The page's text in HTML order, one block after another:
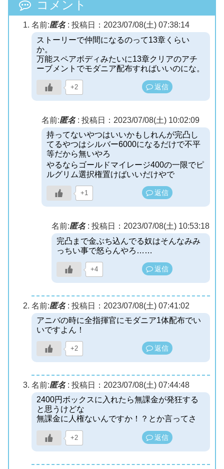
コメント
名前:匿名: 投稿日：2023/07/08(土) 07:38:14
ストーリーで仲間になるのって13章くらい
か。
万能スペアボディみたいに13章クリアのアチ
ーブメントでモダニア配布すればいいのにな。
+2 返信
名前:匿名: 投稿日：2023/07/08(土) 10:02:09
持ってないやつはいいかもしれんが完凸し
てるやつはシルバー6000になるだけで不平
等だから無いやろ
やるならゴールドマイレージ400の一限でピ
ルグリム選択権置けばいいだけやで
+1 返信
名前:匿名: 投稿日：2023/07/08(土) 10:53:18
完凸まで金ぶち込んでる奴はそんなみみ
っちい事で怒らんやろ……
+4 返信
名前:匿名: 投稿日：2023/07/08(土) 07:41:02
アニバの時に全指揮官にモダニア1体配布でい
いですよん！
+2 返信
名前:匿名: 投稿日：2023/07/08(土) 07:44:48
2400円ボックスに入れたら無課金が発狂する
と思うけどな
無課金に人権ないんですか！？とか言ってさ
+2 返信